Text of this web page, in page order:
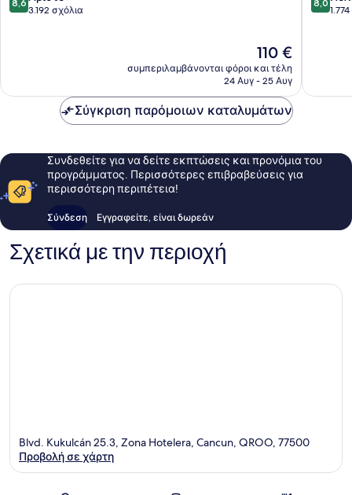
Οτελέρα
στα
8,6
3.192 σχόλια
Η
τιμή
είναι
110 €
συμπεριλαμβάνονται φόροι και τέλη
24 Αυγ - 25 Αυγ
Σόνα
στα
8,0
Σύγκριση παρόμοιων καταλυμάτων
Συνδεθείτε για να δείτε εκπτώσεις και προνόμια του
προγράμματος. Περισσότερες επιβραβεύσεις για
περισσότερη περιπέτεια!
Σύνδεση Εγγραφείτε, είναι δωρεάν
Σχετικά με την περιοχή
Blvd. Kukulcán 25.3, Zona Hotelera, Cancun, QROO, 77500
Προβολή σε χάρτη